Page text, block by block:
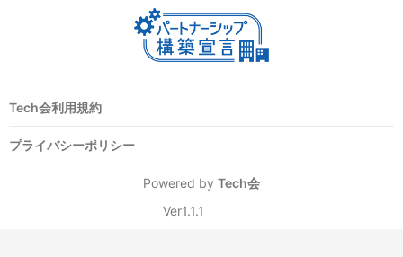
Tech会利用規約
プライバシーポリシー
Powered by Tech会
Ver1.1.1